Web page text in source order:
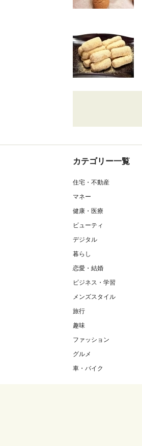
カテゴリー一覧
住宅・不動産
マネー
健康・医療
ビューティ
デジタル
暮らし
恋愛・結婚
ビジネス・学習
メンズスタイル
旅行
趣味
ファッション
グルメ
車・バイク